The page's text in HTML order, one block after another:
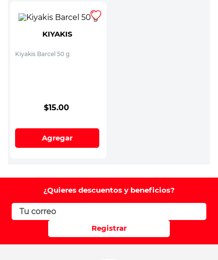
KIYAKIS
Kiyakis Barcel 50 g
$15.00
Agregar
¿Quieres descuentos y beneficios?
Registrar